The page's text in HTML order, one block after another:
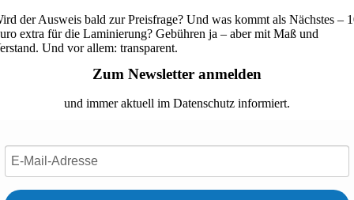
der Ausweis bald zur Preisfrage? Und was kommt als Nächstes –
extra für die Laminierung? Gebühren ja – aber mit Maß und
Und vor allem: transparent.
Zum Newsletter anmelden
und immer aktuell im Datenschutz informiert.